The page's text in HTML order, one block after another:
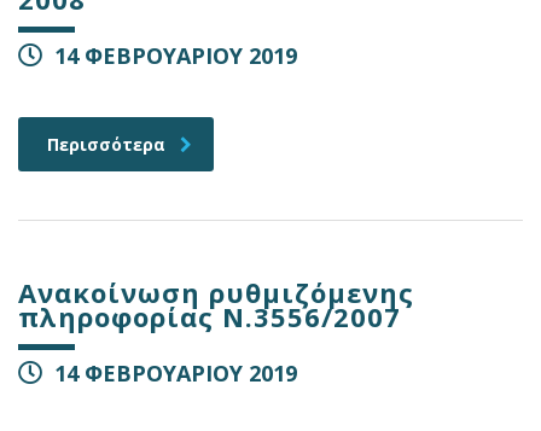
14 ΦΕΒΡΟΥΑΡΙΟΥ 2019
Περισσότερα
Ανακοίνωση ρυθμιζόμενης
πληροφορίας Ν.3556/2007
14 ΦΕΒΡΟΥΑΡΙΟΥ 2019